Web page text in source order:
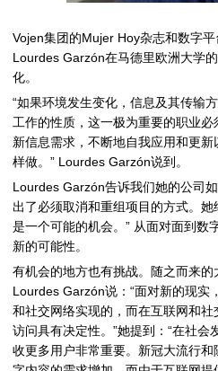
Vojen集团的Mujer Hoy杂志和数字平
Lourdes Garzón在马德里欧洲大学
化。
“如果环境发生变化，信息及其传输
工作的性质，这一极为重要的职业
新信息需求，不断地自我应用和更
样做。” Lourdes Garzón说到。
Lourdes Garzón告诉我们她的公司
出了必须取消和重组项目的方式。
是一个可能的机会。” 从面对面到数
新的可能性。
有机会的地方也有挑战。随之而来的
Lourdes Garzón说：“面对新的现实
和社交网络实现的，而在互联网和
访问具有决定性。”她提到：“在社会
收更多用户非常重要。新冠大流行